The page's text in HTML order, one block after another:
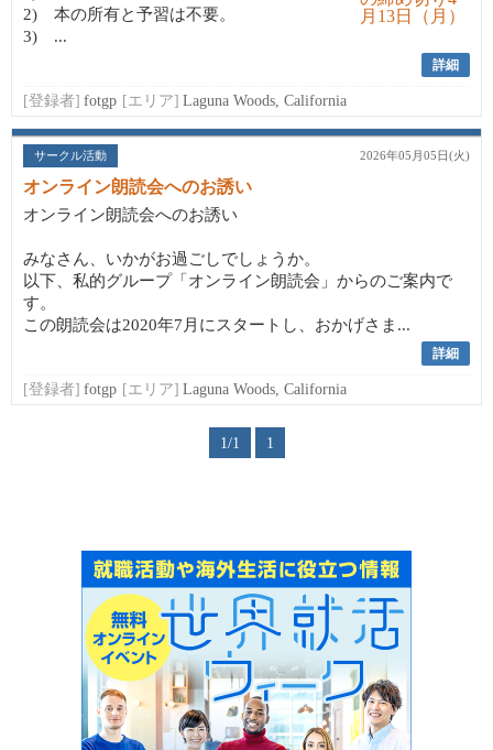
2) 本の所有と予習は不要。
3) ...
詳細
[登録者] fotgp [エリア] Laguna Woods, California
サークル活動 2026年05月05日(火)
オンライン朗読会へのお誘い
オンライン朗読会へのお誘い
みなさん、いかがお過ごしでしょうか。
以下、私的グループ「オンライン朗読会」からのご案内で
す。
この朗読会は2020年7月にスタートし、おかげさま...
詳細
[登録者] fotgp [エリア] Laguna Woods, California
1/1 1